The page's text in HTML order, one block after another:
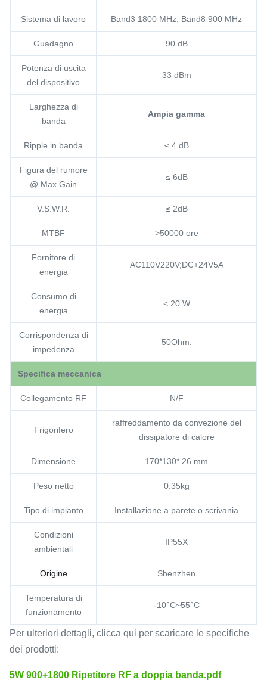
Sistema di lavoro Band3 1800 MHz; Band8 900 MHz
Guadagno 90 dB
Potenza di uscita
del dispositivo
33 dBm
Larghezza di
banda
Ampia gamma
Ripple in banda ≤ 4 dB
Figura del rumore
@ Max.Gain
≤ 6dB
V.S.W.R. ≤ 2dB
MTBF >50000 ore
Fornitore di
energia
AC110V220V;DC+24V5A
Consumo di
energia
< 20 W
Corrispondenza di
impedenza
50Ohm.
Specifica meccanica
Collegamento RF N/F
Frigorifero
raffreddamento da convezione del
dissipatore di calore
Dimensione 170*130* 26 mm
Peso netto 0.35kg
Tipo di impianto Installazione a parete o scrivania
Condizioni
ambientali
IP55X
Origine Shenzhen
Temperatura di
funzionamento
-10°C~55°C
Per ulteriori dettagli, clicca qui per scaricare le specifiche
dei prodotti:
5W 900+1800 Ripetitore RF a doppia banda.pdf